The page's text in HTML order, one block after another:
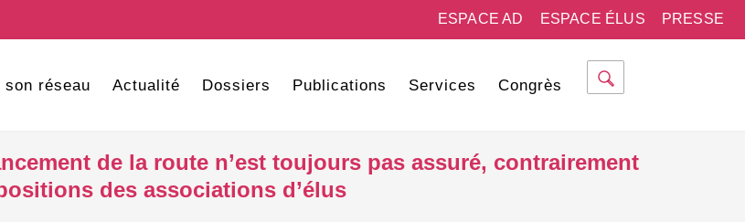
PRESSE
ESPACE ÉLUS
ESPACE AD
son réseau Actualité Dossiers Publications Services Congrès
de la route n’est toujours pas assuré, contrairement
des associations d’élus